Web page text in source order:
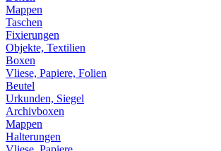
Mappen
Taschen
Fixierungen
Objekte, Textilien
Boxen
Vliese, Papiere, Folien
Beutel
Urkunden, Siegel
Archivboxen
Mappen
Halterungen